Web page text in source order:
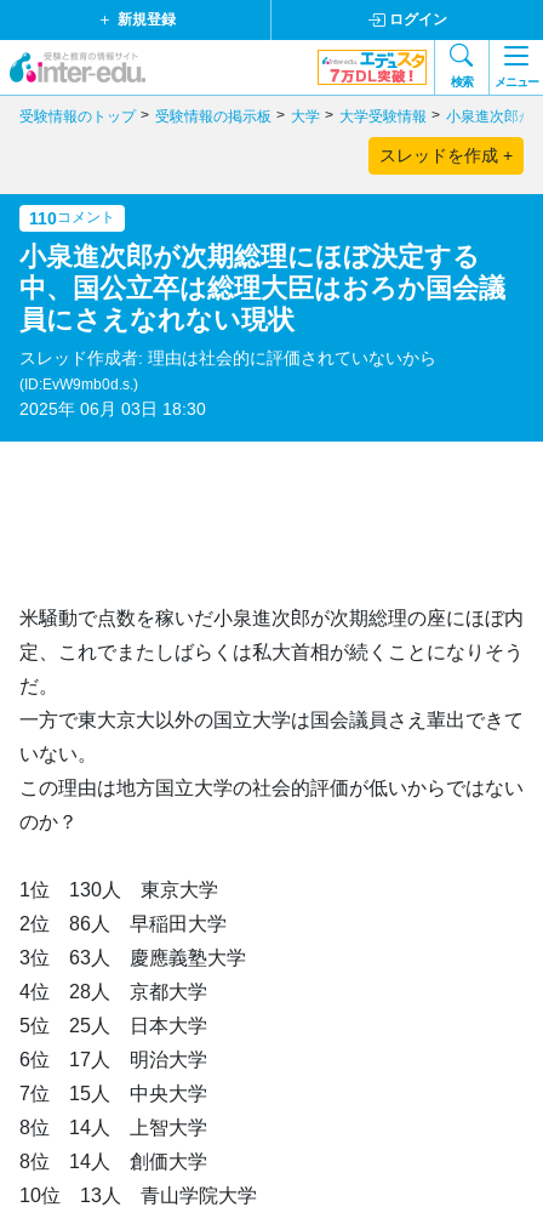
新規登録 ログイン
検索 メニュー
受験情報のトップ 受験情報の掲示板 大学 大学受験情報 小泉進次郎が
スレッドを作成 +
110コメント
小泉進次郎が次期総理にほぼ決定する
中、国公立卒は総理大臣はおろか国会議
員にさえなれない現状
スレッド作成者: 理由は社会的に評価されていないから
(ID:EvW9mb0d.s.)
2025年 06月 03日 18:30
米騒動で点数を稼いだ小泉進次郎が次期総理の座にほぼ内
定、これでまたしばらくは私大首相が続くことになりそう
だ。
一方で東大京大以外の国立大学は国会議員さえ輩出できて
いない。
この理由は地方国立大学の社会的評価が低いからではない
のか？
1位 130人 東京大学
2位 86人 早稲田大学
3位 63人 慶應義塾大学
4位 28人 京都大学
5位 25人 日本大学
6位 17人 明治大学
7位 15人 中央大学
8位 14人 上智大学
8位 14人 創価大学
10位 13人 青山学院大学